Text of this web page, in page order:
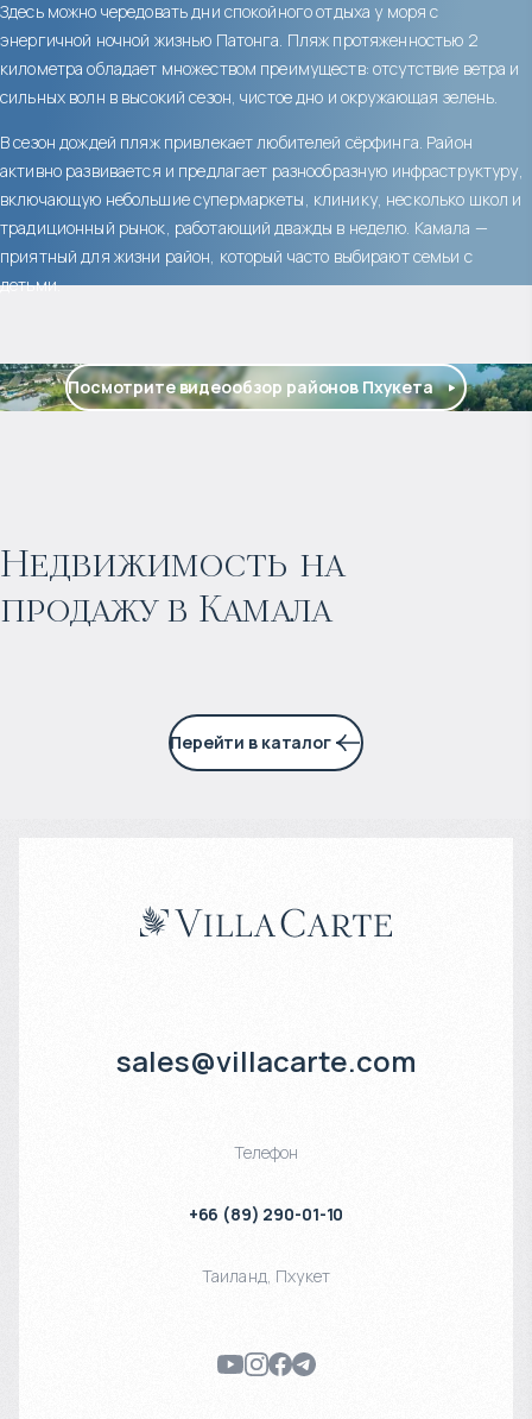
Здесь можно чередовать дни спокойного отдыха у моря с
энергичной ночной жизнью Патонга. Пляж протяженностью 2
километра обладает множеством преимуществ: отсутствие ветра и
сильных волн в высокий сезон, чистое дно и окружающая зелень.
В сезон дождей пляж привлекает любителей сёрфинга. Район
активно развивается и предлагает разнообразную инфраструктуру,
включающую небольшие супермаркеты, клинику, несколько школ и
традиционный рынок, работающий дважды в неделю. Камала —
приятный для жизни район, который часто выбирают семьи с
детьми.
Посмотрите видеообзор районов Пхукета
Недвижимость на
продажу в Камала
Прогнозируемый доход:
3% годовых
Перейти в каталог
sales@villacarte.com
Телефон
+66 (89) 290-01-10
Таиланд, Пхукет